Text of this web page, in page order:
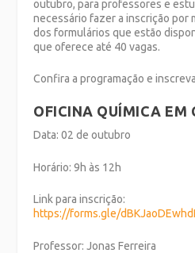
outubro, para professores e
necessário fazer a inscrição por
dos formulários que estão
que oferece até 40 vagas.
Confira a programação e
OFICINA QUÍMICA EM
Data: 02 de outubro
Horário: 9h às 12h
Link para inscrição:
https://forms.gle/
Professor: Jonas Ferreira